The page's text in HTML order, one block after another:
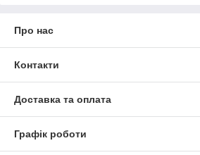
Про нас
Контакти
Доставка та оплата
Графік роботи